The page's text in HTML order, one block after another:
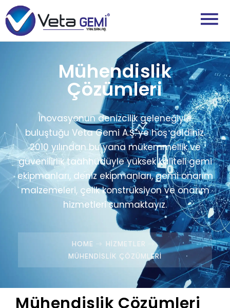
Mühendislik
Çözümleri
İnovasyonun denizcilik geleneğiyle
buluştuğu Veta Gemi A.Ş.’ye hoş geldiniz.
2010 yılından bu yana mükemmellik ve
güvenilirlik taahhüdüyle yüksek kaliteli gemi
ekipmanları, deniz ekipmanları, gemi onarım
malzemeleri, çelik konstrüksiyon ve onarım
hizmetleri sunmaktayız.
HOME
HIZMETLER
MÜHENDISLIK ÇÖZÜMLERI
Mühendislik Çözümleri